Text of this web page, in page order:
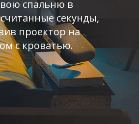
спальню в
секунды,
проектор на
с кроватью.​